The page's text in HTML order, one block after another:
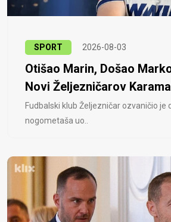
SPORT 2026-08-03
Otišao Marin, Došao
Novi Željezničarov
Fudbalski klub Željezničar ozvaničio je
nogometaša uo..